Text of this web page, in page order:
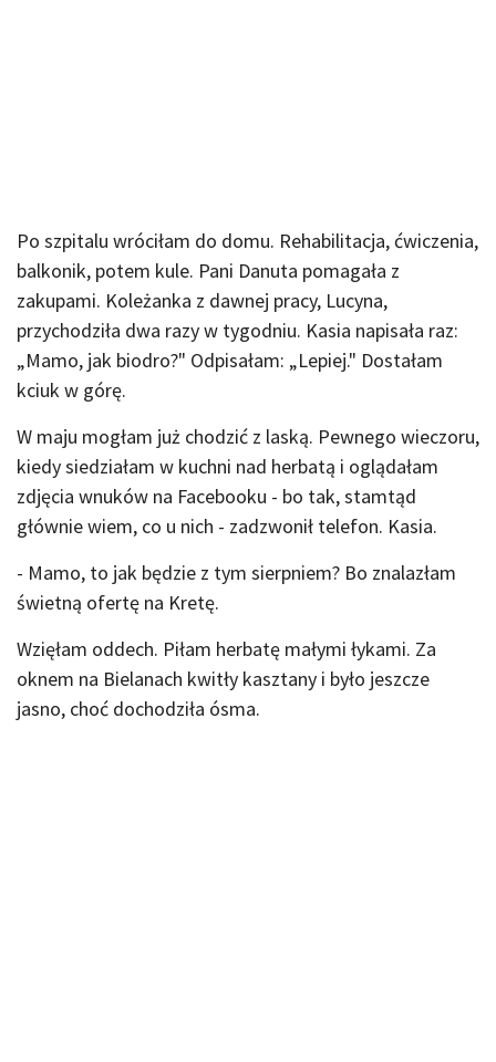
Po szpitalu wróciłam do domu. Rehabilitacja, ćwiczenia,
balkonik, potem kule. Pani Danuta pomagała z
zakupami. Koleżanka z dawnej pracy, Lucyna,
przychodziła dwa razy w tygodniu. Kasia napisała raz:
„Mamo, jak biodro?" Odpisałam: „Lepiej." Dostałam
kciuk w górę.
W maju mogłam już chodzić z laską. Pewnego wieczoru,
kiedy siedziałam w kuchni nad herbatą i oglądałam
zdjęcia wnuków na Facebooku - bo tak, stamtąd
głównie wiem, co u nich - zadzwonił telefon. Kasia.
- Mamo, to jak będzie z tym sierpniem? Bo znalazłam
świetną ofertę na Kretę.
Wzięłam oddech. Piłam herbatę małymi łykami. Za
oknem na Bielanach kwitły kasztany i było jeszcze
jasno, choć dochodziła ósma.